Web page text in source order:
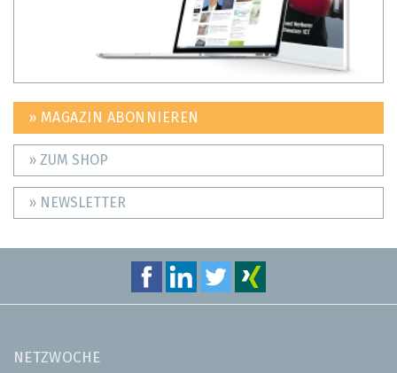
» MAGAZIN ABONNIEREN
» ZUM SHOP
» NEWSLETTER
NETZWOCHE